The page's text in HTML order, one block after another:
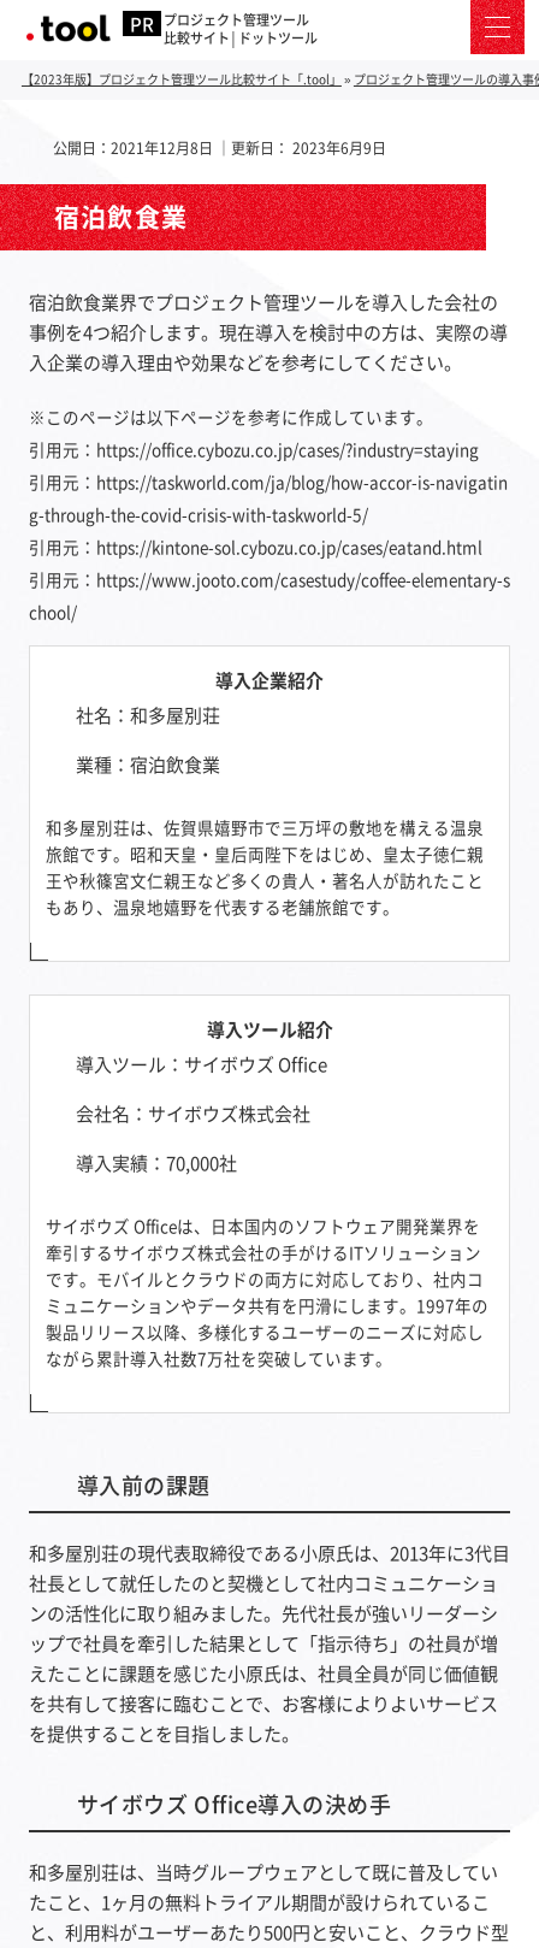
プロジェクト管理ツール
比較サイト│ドットツール
【2023年版】プロジェクト管理ツール比較サイト「.tool」 » プロジェクト管理ツールの導入事
公開日： 2021年12月8日 ｜更新日： 2023年6月9日
宿泊飲食業
宿泊飲食業界でプロジェクト管理ツールを導入した会社の
事例を4つ紹介します。現在導入を検討中の方は、実際の導
入企業の導入理由や効果などを参考にしてください。
※このページは以下ページを参考に作成しています。
引用元：https://office.cybozu.co.jp/cases/?industry=staying
引用元：https://taskworld.com/ja/blog/how-accor-is-navigatin
g-through-the-covid-crisis-with-taskworld-5/
引用元：https://kintone-sol.cybozu.co.jp/cases/eatand.html
引用元：https://www.jooto.com/casestudy/coffee-elementary-s
chool/
導入企業紹介
社名：和多屋別荘
業種：宿泊飲食業
和多屋別荘は、佐賀県嬉野市で三万坪の敷地を構える温泉
旅館です。昭和天皇・皇后両陛下をはじめ、皇太子徳仁親
王や秋篠宮文仁親王など多くの貴人・著名人が訪れたこと
もあり、温泉地嬉野を代表する老舗旅館です。
導入ツール紹介
導入ツール：サイボウズ Office
会社名：サイボウズ株式会社
導入実績：70,000社
サイボウズ Officeは、日本国内のソフトウェア開発業界を
牽引するサイボウズ株式会社の手がけるITソリューション
です。モバイルとクラウドの両方に対応しており、社内コ
ミュニケーションやデータ共有を円滑にします。1997年の
製品リリース以降、多様化するユーザーのニーズに対応し
ながら累計導入社数7万社を突破しています。
導入前の課題
和多屋別荘の現代表取締役である小原氏は、2013年に3代目
社長として就任したのと契機として社内コミュニケーショ
ンの活性化に取り組みました。先代社長が強いリーダーシ
ップで社員を牽引した結果として「指示待ち」の社員が増
えたことに課題を感じた小原氏は、社員全員が同じ価値観
を共有して接客に臨むことで、お客様によりよいサービス
を提供することを目指しました。
サイボウズ Office導入の決め手
和多屋別荘は、当時グループウェアとして既に普及してい
たこと、1ヶ月の無料トライアル期間が設けられているこ
と、利用料がユーザーあたり500円と安いこと、クラウド型